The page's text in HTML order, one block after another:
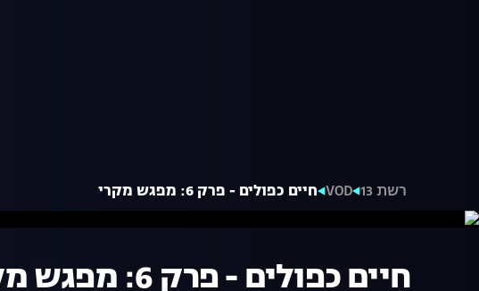
רשת 13 VOD חיים כפולים - פרק 6: מפגש מקרי
חיים כפולים - פרק 6: מפגש מקרי